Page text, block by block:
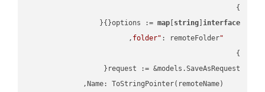
options := map[ string] interface
"folder"